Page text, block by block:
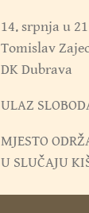
14. srpnja u
Tomislav
DK Dubrava
ULAZ
MJESTO
U SLUČAJU